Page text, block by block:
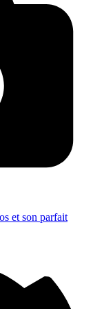
et son parfait